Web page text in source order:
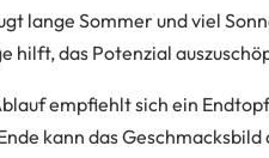
lange Sommer und viel
hilft, das Potenzial
empfiehlt sich ein
kann das Geschmacksbild